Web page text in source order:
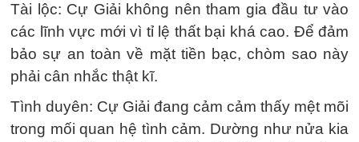
Tài lộc: Cự Giải không nên tham gia đầu tư vào
các lĩnh vực mới vì tỉ lệ thất bại khá cao. Để đảm
bảo sự an toàn về mặt tiền bạc, chòm sao này
phải cân nhắc thật kĩ.
Tình duyên: Cự Giải đang cảm cảm thấy mệt mõi
trong mối quan hệ tình cảm. Dường như nửa kia